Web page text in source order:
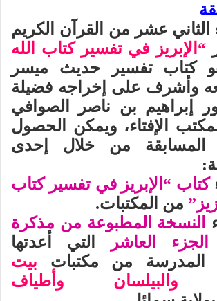
الثاني عشر من القرآن الكريم
“الإبريز في تفسير كتاب الله
كتاب تفسير حديث ميسر
وأشرف على إخراجه فضيلة
إبراهيم بن ناصر الصوافي
الإفتاء، ويمكن الحصول
من خلال إحدى
كتاب “الإبريز في تفسير كتاب
من المكتبات.
النسخة المطبوعة من مذكرة
العاشر
التي أعدتها
المدرسة من مكتبات بيت
والبيلسان وأطياف